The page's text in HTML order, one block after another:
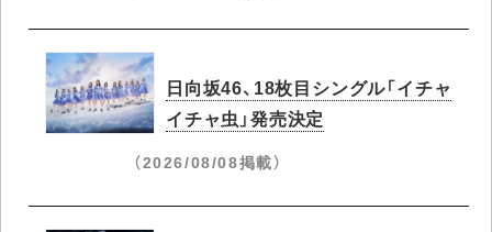
日向坂46、18枚目シングル「イチャ
イチャ虫」発売決定
（2026/08/08掲載）